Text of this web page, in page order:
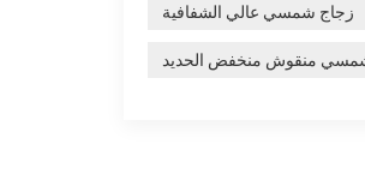
زجاج شمسي عالي الشفافية
منقوش منخفض الحديد